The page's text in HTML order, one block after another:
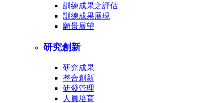
訓練成果之評估
訓練成果展現
願景展望
研究創新
研究成果
整合創新
研發管理
人員培育